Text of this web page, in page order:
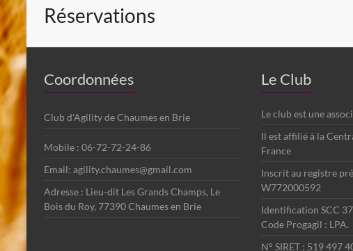
Réservations
Coordonnées
Club d'Agility de Chaumes en Brie
Mobile : 06-72-72-24-86
Email: agility.chaumes@gmail.com
Adresse : Lieu-dit Les Grands Champs, Le
Bois du Roy, 77390 Chaumes en Brie
Le Club
Le club est une
Il est affilié à la
France
Inscrit au registre
W772000592
Identification SCC
Code Progagil : LPA.
N° SIRET : 519 497